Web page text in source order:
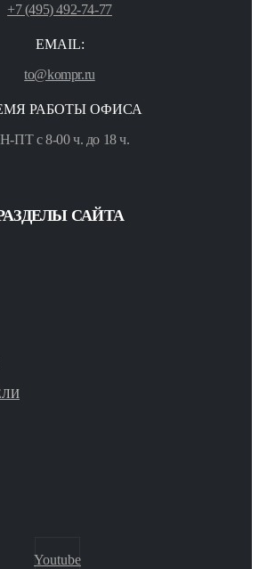
+7 (495) 492-74-77
EMAIL:
to@kompr.ru
РАБОТЫ ОФИСА
ПТ с 8-00 ч. до 18 ч.
САЙТА
Youtube